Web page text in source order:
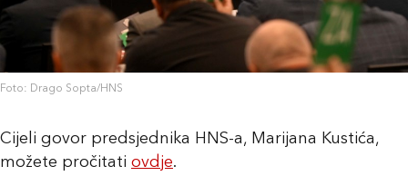
Foto: Drago Sopta/HNS
Cijeli govor predsjednika HNS-a, Marijana Kustića,
možete pročitati ovdje.